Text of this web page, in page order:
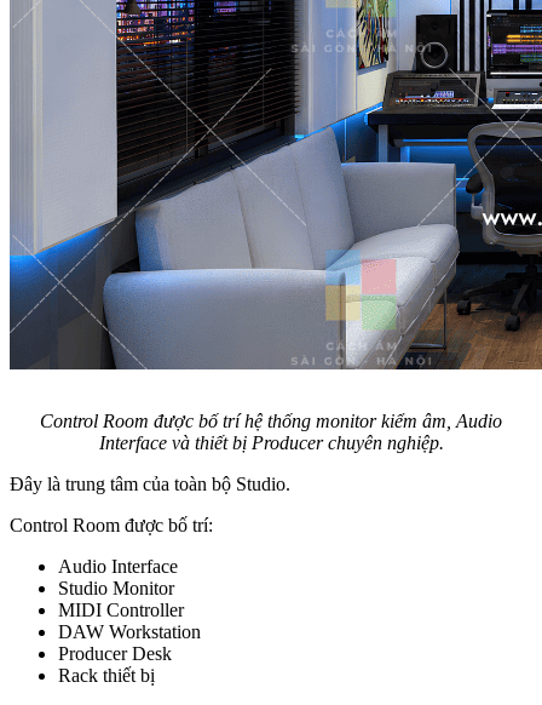
Control Room được bố trí hệ thống monitor kiểm âm, Audio
Interface và thiết bị Producer chuyên nghiệp.
Đây là trung tâm của toàn bộ Studio.
Control Room được bố trí:
Audio Interface
Studio Monitor
MIDI Controller
DAW Workstation
Producer Desk
Rack thiết bị